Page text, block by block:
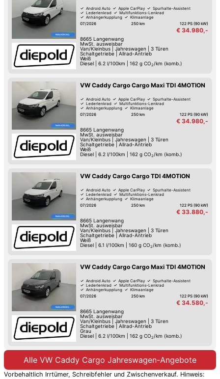
Android Auto Apple CarPlay
Spurhalte-Assistent
Lederlenkrad
Multifunktions-Lenkrad
Anhängerkupplung
Klimaanlage
07/2026
250 km 122 PS (90 kW)
€ 34.980,-
8665 Langenwang
MwSt. ausweisbar
Van/Kleinbus| Jahreswagen
3 Türen
Schaltgetriebe| Allrad-Antrieb
Weiß
Diesel
6.2 l/100km 162 g CO2 /km (komb.)
VW Caddy Cargo Cargo Maxi TDI 4MOTION
Android Auto Apple CarPlay
Spurhalte-Assistent
Lederlenkrad
Multifunktions-Lenkrad
Anhängerkupplung
Klimaanlage
07/2026
250 km 122 PS (90 kW)
€ 34.980,-
8665 Langenwang
MwSt. ausweisbar
Van/Kleinbus| Jahreswagen
3 Türen
Schaltgetriebe| Allrad-Antrieb
Weiß
Diesel
6.2 l/100km 162 g CO2 /km (komb.)
VW Caddy Cargo Cargo TDI 4MOTION
Android Auto Apple CarPlay
Spurhalte-Assistent
Lederlenkrad
Multifunktions-Lenkrad
Anhängerkupplung
Klimaanlage
07/2026
250 km 122 PS (90 kW)
€ 33.880,-
8665 Langenwang
MwSt. ausweisbar
Van/Kleinbus| Jahreswagen
3 Türen
Schaltgetriebe| Allrad-Antrieb
Weiß
Diesel
6.1 l/100km 160 g CO2 /km (komb.)
VW Caddy Cargo Cargo Maxi TDI 4MOTION
Android Auto Apple CarPlay
Spurhalte-Assistent
Lederlenkrad
Multifunktions-Lenkrad
Anhängerkupplung
Klimaanlage
07/2026
250 km 122 PS (90 kW)
€ 34.580,-
8665 Langenwang
MwSt. ausweisbar
Van/Kleinbus| Jahreswagen
3 Türen
Schaltgetriebe| Allrad-Antrieb
Grau
Diesel
6.2 l/100km 162 g CO2 /km (komb.)
Alle VW Caddy Cargo Jahreswagen-Angebote
Vorbehaltlich Irrtümer, Schreibfehler und Zwischenverkauf. Hinweis: